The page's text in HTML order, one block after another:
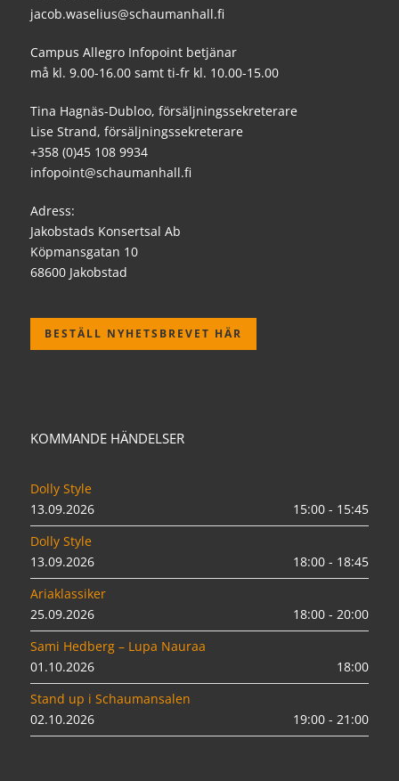
jacob.waselius@schaumanhall.fi
Campus Allegro Infopoint betjänar
må kl. 9.00-16.00 samt ti-fr kl. 10.00-15.00
Tina Hagnäs-Dubloo, försäljningssekreterare
Lise Strand, försäljningssekreterare
+358 (0)45 108 9934
infopoint@schaumanhall.fi
Adress:
Jakobstads Konsertsal Ab
Köpmansgatan 10
68600 Jakobstad
BESTÄLL NYHETSBREVET HÄR
KOMMANDE HÄNDELSER
Dolly Style
13.09.2026
15:00 - 15:45
Dolly Style
13.09.2026
18:00 - 18:45
Ariaklassiker
25.09.2026
18:00 - 20:00
Sami Hedberg – Lupa Nauraa
01.10.2026
18:00
Stand up i Schaumansalen
02.10.2026
19:00 - 21:00